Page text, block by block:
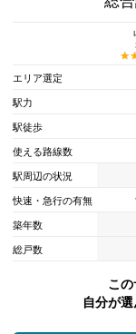
エリア選定
駅力
駅徒歩
使える路線数
駅周辺の状況
快速・急行の有無
築年数
総戸数
こ
自分が